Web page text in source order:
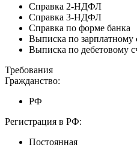
Справка 2-НДФЛ
Справка 3-НДФЛ
Справка по форме банка
Выписка по зарплатному
Выписка по дебетовому
Требования
Гражданство:
РФ
Регистрация в РФ:
Постоянная